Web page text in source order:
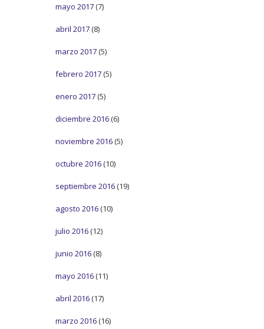
mayo 2017 (7)
abril 2017 (8)
marzo 2017 (5)
febrero 2017 (5)
enero 2017 (5)
diciembre 2016 (6)
noviembre 2016 (5)
octubre 2016 (10)
septiembre 2016 (19)
agosto 2016 (10)
julio 2016 (12)
junio 2016 (8)
mayo 2016 (11)
abril 2016 (17)
marzo 2016 (16)